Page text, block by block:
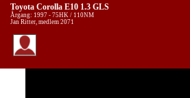
Toyota Corolla E10 1.3 GLS
Årgang: 1997 - 75HK / 110NM
Jan Ritter, medlem 2071